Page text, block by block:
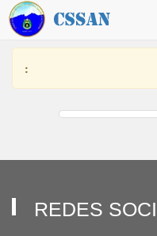
:
REDES